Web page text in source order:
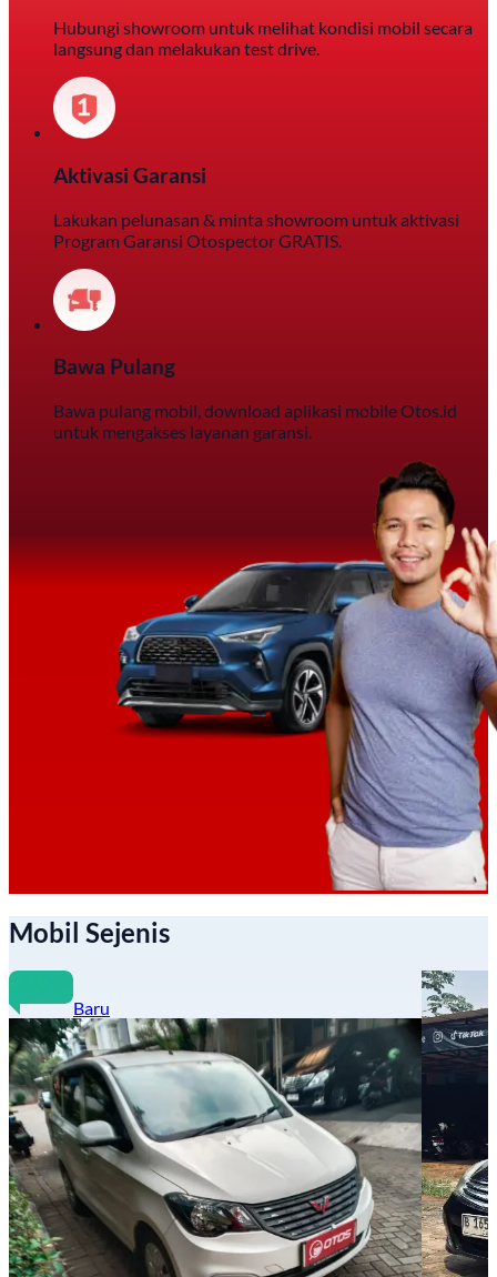
Hubungi showroom untuk melihat kondisi mobil secara
langsung dan melakukan test drive.
Aktivasi Garansi
Lakukan pelunasan & minta showroom untuk aktivasi
Program Garansi Otospector GRATIS.
Bawa Pulang
Bawa pulang mobil, download aplikasi mobile Otos.id
untuk mengakses layanan garansi.
Mobil Sejenis
Baru